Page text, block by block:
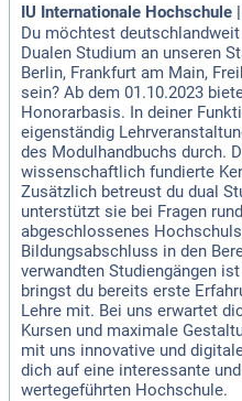
IU Internationale Hochschule
Du möchtest
Dualen Studium an unseren
Berlin, Frankfurt am Main,
sein? Ab dem 01.10.2023
Honorarbasis. In deiner
eigenständig
des Modulhandbuchs durch.
wissenschaftlich fundierte
Zusätzlich betreust du dual
unterstützt sie bei Fragen
abgeschlossenes
Bildungsabschluss in den
verwandten Studiengängen
bringst du bereits erste
Lehre mit. Bei uns erwartet
Kursen und maximale
mit uns innovative und
dich auf eine interessante
wertegeführten Hochschule.